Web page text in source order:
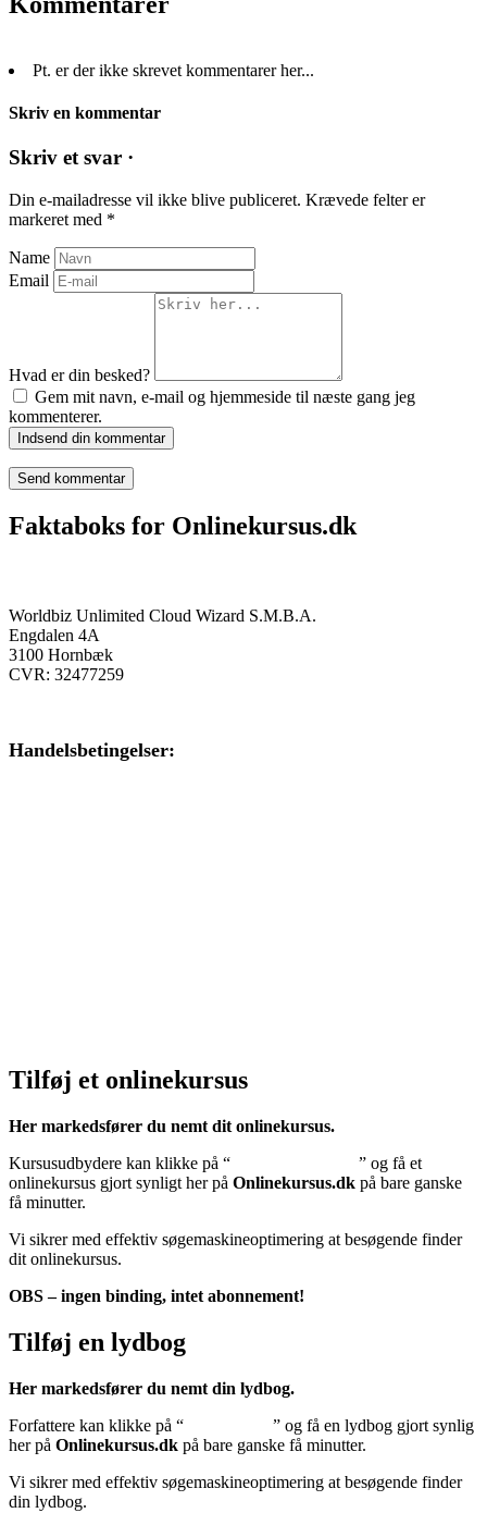
Pt. er der ikke skrevet kommentarer her...
Skriv en kommentar
Skriv et svar ·
Din e-mailadresse vil ikke blive publiceret. Krævede felter er
markeret med *
Name
Email
Hvad er din besked?
Gem mit navn, e-mail og hjemmeside til næste gang jeg
kommenterer.
Indsend din kommentar
Faktaboks for Onlinekursus.dk
Worldbiz Unlimited Cloud Wizard S.M.B.A.
Engdalen 4A
3100 Hornbæk
CVR: 32477259
Handelsbetingelser:
Tilføj et onlinekursus
Her markedsfører du nemt dit onlinekursus.
Kursusudbydere kan klikke på “
” og få et
onlinekursus gjort synligt her på Onlinekursus.dk på bare ganske
få minutter.
Vi sikrer med effektiv søgemaskineoptimering at besøgende finder
dit onlinekursus.
OBS – ingen binding, intet abonnement!
Tilføj en lydbog
Her markedsfører du nemt din lydbog.
Forfattere kan klikke på “
” og få en lydbog gjort synlig
her på Onlinekursus.dk på bare ganske få minutter.
Vi sikrer med effektiv søgemaskineoptimering at besøgende finder
din lydbog.